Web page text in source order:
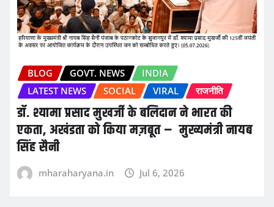
BLOG GOVT. NEWS
INDIA
LATEST NEWS
SOCIAL VIRAL राजनीति
डॉ. श्यामा प्रसाद मुखर्जी के बलिदान ने भारत की
एकता, अखंडता को किया मज़बूत – मुख्यमंत्री नायब
सिंह सैनी
mharaharyana.in Jul 6, 2026